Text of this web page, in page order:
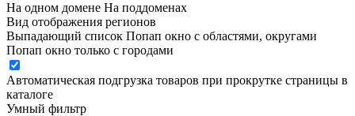
На одном домене На поддоменах
Вид отображения регионов
Выпадающий список Попап окно c областями, округами
Попап окно только с городами
Автоматическая подгрузка товаров при прокрутке страницы в
каталоге
Умный фильтр